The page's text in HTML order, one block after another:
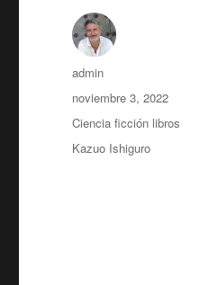
Autor
admin
Publicado
el
noviembre 3, 2022
Categorías
Ciencia ficción libros
Etiquetas
Kazuo Ishiguro